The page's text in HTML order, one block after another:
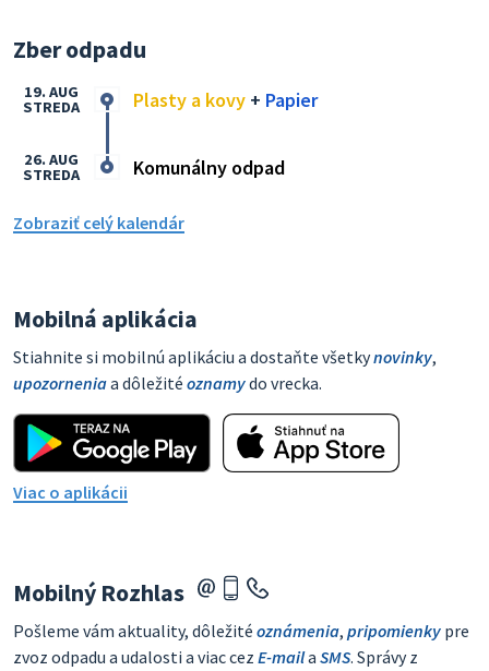
Zber odpadu
Plasty a kovy + Papier
19. AUG
STREDA
Komunálny odpad
26. AUG
STREDA
Zobraziť celý kalendár
Mobilná aplikácia
Stiahnite si mobilnú aplikáciu a dostaňte všetkynovinky,
upozorneniaa dôležité oznamydo vrecka.
Viac o aplikácii
Mobilný Rozhlas
Pošleme vám aktuality, dôležité oznámenia, pripomienky pre
zvoz odpadu a udalosti a viac cez E-maila SMS. Správy z